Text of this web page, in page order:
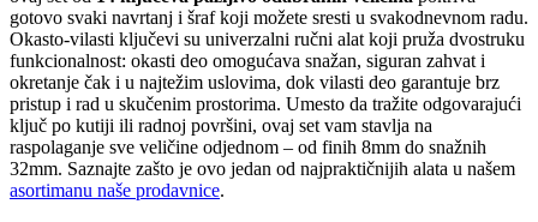
gotovo svaki navrtanj i šraf koji možete sresti u svakodnevnom radu.
Okasto-vilasti ključevi su univerzalni ručni alat koji pruža dvostruku
funkcionalnost: okasti deo omogućava snažan, siguran zahvat i
okretanje čak i u najtežim uslovima, dok vilasti deo garantuje brz
pristup i rad u skučenim prostorima. Umesto da tražite odgovarajući
ključ po kutiji ili radnoj površini, ovaj set vam stavlja na
raspolaganje sve veličine odjednom – od finih 8mm do snažnih
32mm. Saznajte zašto je ovo jedan od najpraktičnijih alata u našem
asortimanu naše prodavnice.